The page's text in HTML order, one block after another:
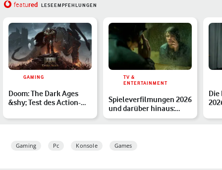
featured LESEEMPFEHLUNGEN
GAMING
Doom: The Dark Ages
&shy; Test des Action-
Preq…
TV &
ENTERTAINMENT
Spieleverfilmungen 2026
und darüber hinaus:
Diese Adaptionen sind…
Die
Gaming Pc Konsole Games